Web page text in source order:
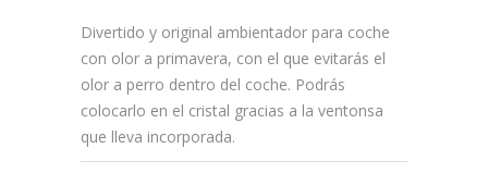
Divertido y original ambientador para coche
con olor a primavera, con el que evitarás el
olor a perro dentro del coche. Podrás
colocarlo en el cristal gracias a la ventonsa
que lleva incorporada.